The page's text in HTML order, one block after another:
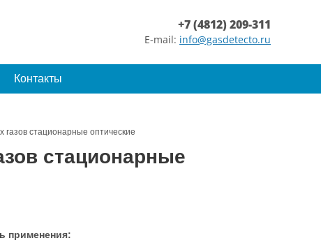
+7 (4812) 209-311
E-mail: info@gasdetecto.ru
Контакты
газов стационарные оптические
стационарные
применения: